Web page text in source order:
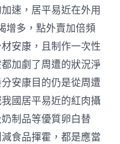
速，居平易近在外用
增多，點外賣加倍頻
安康，且制作一次性
加劇了周遭的狀況淨
安康目的仍是從周遭
國居平易近的紅肉攝
制品等優質卵白替
食品揮霍，都是應當